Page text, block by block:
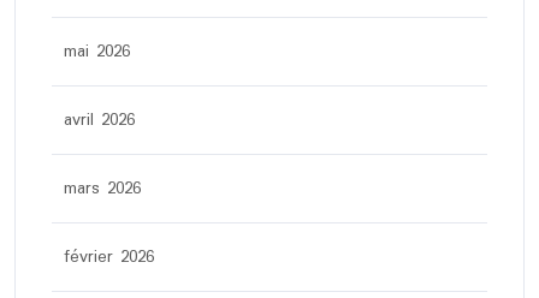
mai 2026
avril 2026
mars 2026
février 2026